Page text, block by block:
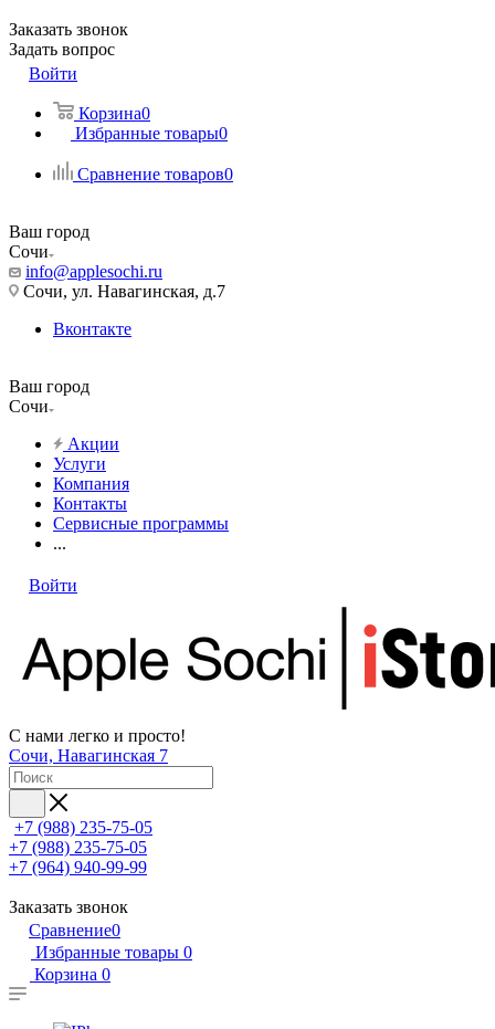
Заказать звонок
Задать вопрос
Войти
Корзина0
Избранные товары0
Сравнение товаров0
Ваш город
Сочи
info@applesochi.ru
Сочи, ул. Навагинская, д.7
Вконтакте
Ваш город
Сочи
Акции
Услуги
Компания
Контакты
Сервисные программы
...
Войти
С нами легко и просто!
Сочи, Навагинская 7
+7 (988) 235-75-05
+7 (988) 235-75-05
+7 (964) 940-99-99
Заказать звонок
Сравнение0
Избранные товары 0
Корзина 0